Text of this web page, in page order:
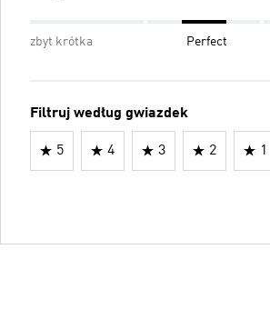
zbyt krótka Perfect
Filtruj według gwiazdek
5 4 3 2 1